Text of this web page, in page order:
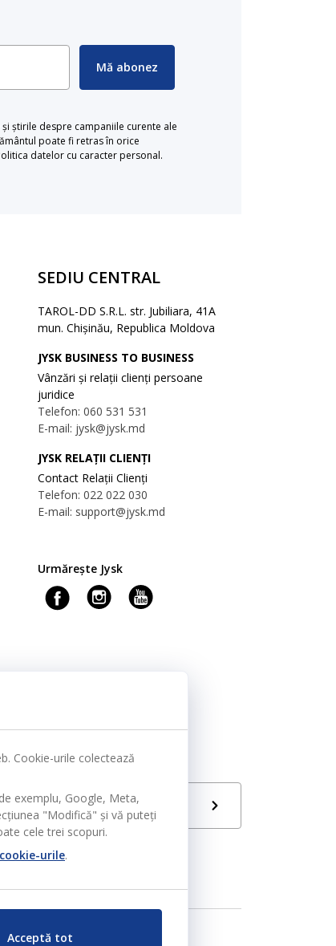
Mă abonez
știrile despre campaniile curente ale
poate fi retras în orice
datelor cu caracter personal.
SEDIU CENTRAL
TAROL-DD S.R.L. str. Jubiliara, 41A
mun. Chișinău, Republica Moldova
JYSK BUSINESS TO BUSINESS
Vânzări și relații clienți persoane
juridice
Telefon: 060 531 531
E-mail: jysk@jysk.md
JYSK RELAȚII CLIENȚI
Contact Relații Clienți
Telefon: 022 022 030
E-mail: support@jysk.md
Urmărește Jysk
Limbă
RO
Cookie-urile colectează
exemplu, Google, Meta,
"Modifică" și vă puteți
cele trei scopuri.
urile.
Acceptă tot